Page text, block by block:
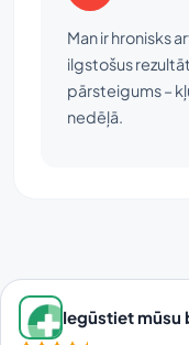
Man ir hronisks
ilgstošus
pārsteigums –
nedēļā.
Iegūstiet mūsu